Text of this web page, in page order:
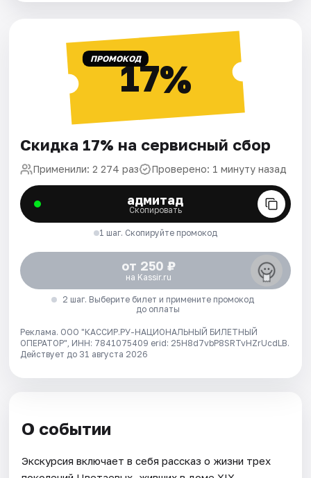
ПРОМОКОД17%
Скидка 17% на сервисный сбор
Применили: 2 274 раз Проверено: 1 минуту назад
адмитад
Скопировать
1 шаг. Скопируйте промокод
от 250 ₽
на Kassir.ru
2 шаг. Выберите билет и примените промокод
до оплаты
Реклама. ООО "КАССИР.РУ-НАЦИОНАЛЬНЫЙ БИЛЕТНЫЙ
ОПЕРАТОР", ИНН: 7841075409 erid: 25H8d7vbP8SRTvHZrUcdLB.
Действует до 31 августа 2026
О событии
Экскурсия включает в себя рассказ о жизни трех